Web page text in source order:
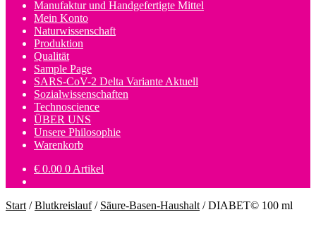
Manufaktur und Handgefertigte Mittel
Mein Konto
Naturwissenschaft
Produktion
Qualität
Sample Page
SARS-CoV-2 Delta Variante Aktuell
Sozialwissenschaften
Technoscience
ÜBER UNS
Unsere Philosophie
Warenkorb
€ 0.00 0 Artikel
Start /Blutkreislauf/ Säure-Basen-Haushalt /DIABET© 100 ml